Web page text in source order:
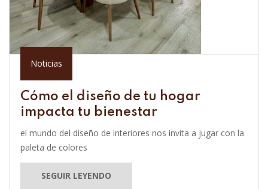
Noticias
Cómo el diseño de tu hogar
impacta tu bienestar
el mundo del diseño de interiores nos invita a jugar con la
paleta de colores
SEGUIR LEYENDO